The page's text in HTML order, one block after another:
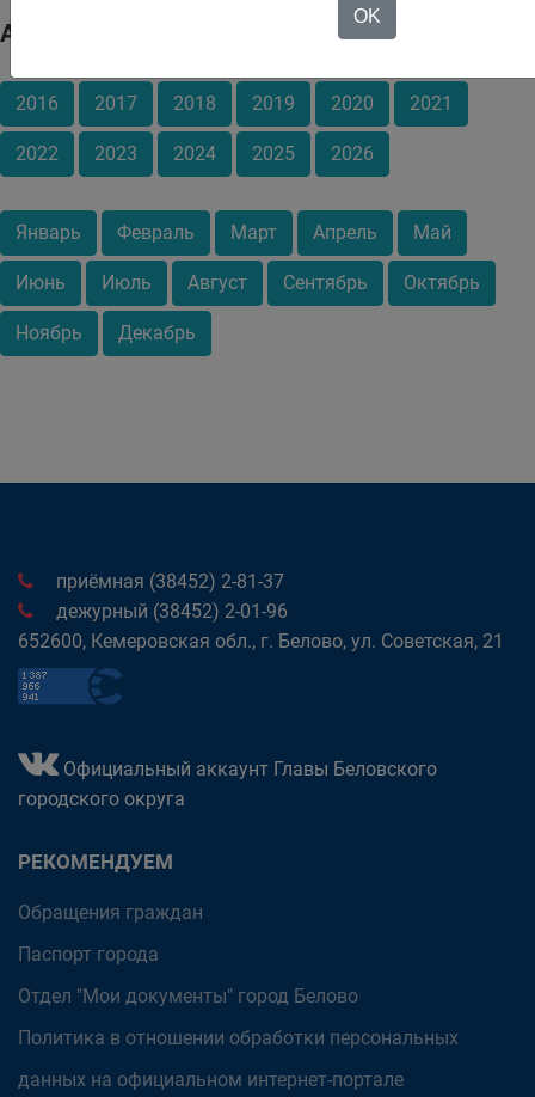
Архив
2016 2017 2018 2019 2020 2021
2022 2023 2024 2025 2026
Январь Февраль Март Апрель Май
Июнь Июль Август Сентябрь Октябрь
Ноябрь Декабрь
приёмная (38452) 2-81-37
дежурный (38452) 2-01-96
652600, Кемеровская обл., г. Белово, ул. Советская, 21
Официальный аккаунт Главы Беловского
городского округа
РЕКОМЕНДУЕМ
Обращения граждан
Паспорт города
Отдел "Мои документы" город Белово
Политика в отношении обработки персональных
данных на официальном интернет-портале
OK